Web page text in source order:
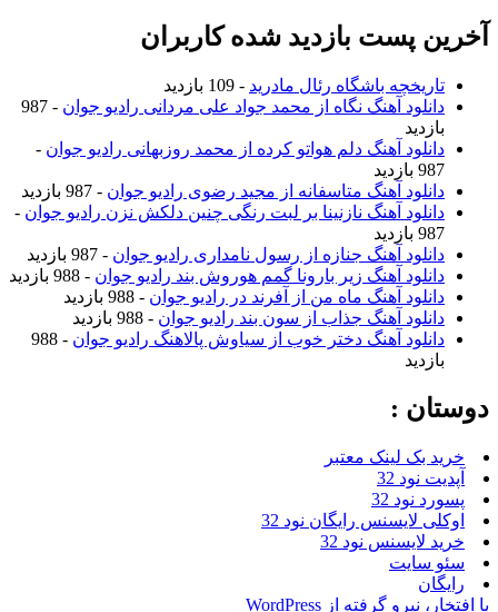
آخرین پست بازدید شده کاربران
تاریخچه باشگاه رئال مادرید - 109 بازدید
دانلود آهنگ نگاه از محمد جواد علی مردانی رادیو جوان
- 987
بازدید
دانلود آهنگ دلم هواتو کرده از محمد روزبهانی رادیو جوان -
987 بازدید
دانلود آهنگ متاسفانه از مجید رضوی رادیو جوان - 987 بازدید
دانلود آهنگ نازنینا بر لبت رنگی چنین دلکش نزن رادیو جوان -
987 بازدید
دانلود آهنگ جنازه از رسول نامداری رادیو جوان - 987 بازدید
دانلود آهنگ زیر بارونا گمم هوروش بند رادیو جوان - 988 بازدید
دانلود آهنگ ماه من از آفرند در رادیو جوان - 988 بازدید
دانلود آهنگ جذاب از سون بند رادیو جوان - 988 بازدید
دانلود آهنگ دختر خوب از سیاوش پالاهنگ رادیو جوان
- 988
بازدید
دوستان :
خرید بک لینک معتبر
آپدیت نود 32
پسورد نود 32
اوکلی لایسنس رایگان نود 32
خرید لایسنس نود 32
سئو سایت
رایگان
با افتخار، نیرو گرفته از WordPress